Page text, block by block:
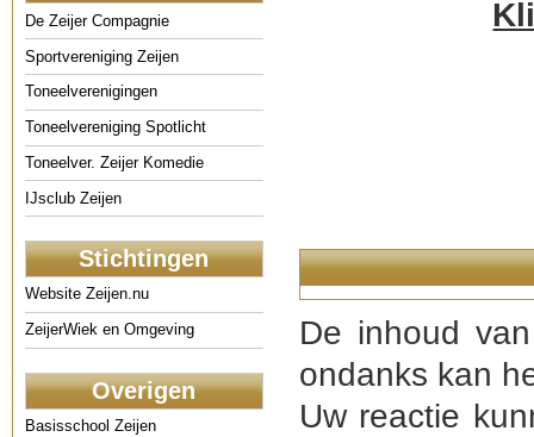
De Zeijer Compagnie
Sportvereniging Zeijen
Toneelverenigingen
Toneelvereniging Spotlicht
Toneelver. Zeijer Komedie
IJsclub Zeijen
Stichtingen
Website Zeijen.nu
ZeijerWiek en Omgeving
Overigen
Basisschool Zeijen
De inhoud
ondanks kan
Uw reactie